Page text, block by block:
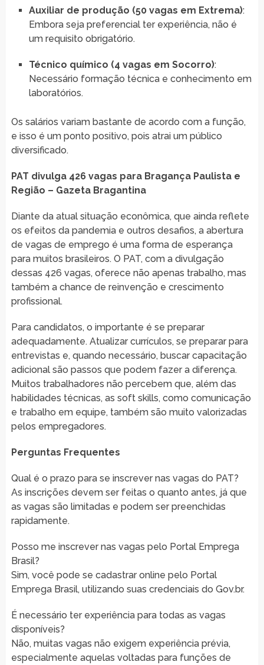
Auxiliar de produção (50 vagas em Extrema):
Embora seja preferencial ter experiência, não é
um requisito obrigatório.
Técnico químico (4 vagas em Socorro):
Necessário formação técnica e conhecimento em
laboratórios.
Os salários variam bastante de acordo com a função,
e isso é um ponto positivo, pois atrai um público
diversificado.
PAT divulga 426 vagas para Bragança Paulista e
Região – Gazeta Bragantina
Diante da atual situação econômica, que ainda reflete
os efeitos da pandemia e outros desafios, a abertura
de vagas de emprego é uma forma de esperança
para muitos brasileiros. O PAT, com a divulgação
dessas 426 vagas, oferece não apenas trabalho, mas
também a chance de reinvenção e crescimento
profissional.
Para candidatos, o importante é se preparar
adequadamente. Atualizar currículos, se preparar para
entrevistas e, quando necessário, buscar capacitação
adicional são passos que podem fazer a diferença.
Muitos trabalhadores não percebem que, além das
habilidades técnicas, as soft skills, como comunicação
e trabalho em equipe, também são muito valorizadas
pelos empregadores.
Perguntas Frequentes
Qual é o prazo para se inscrever nas vagas do PAT?
As inscrições devem ser feitas o quanto antes, já que
as vagas são limitadas e podem ser preenchidas
rapidamente.
Posso me inscrever nas vagas pelo Portal Emprega
Brasil?
Sim, você pode se cadastrar online pelo Portal
Emprega Brasil, utilizando suas credenciais do Gov.br.
É necessário ter experiência para todas as vagas
disponíveis?
Não, muitas vagas não exigem experiência prévia,
especialmente aquelas voltadas para funções de